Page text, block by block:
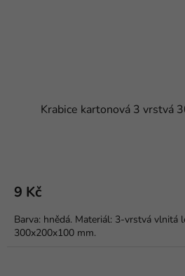
Krabice kartonová 3 vrstvá
9 Kč
Barva: hnědá. Materiál: 3-vrstvá vlnitá
300x200x100 mm.